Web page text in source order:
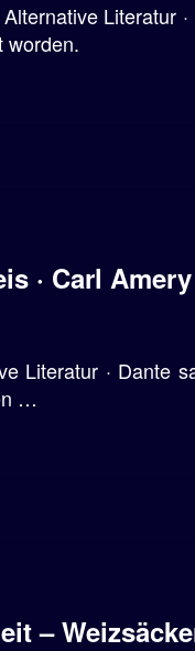
Literatur
worden.
· Carl Amery
Literatur · Dante
…
–